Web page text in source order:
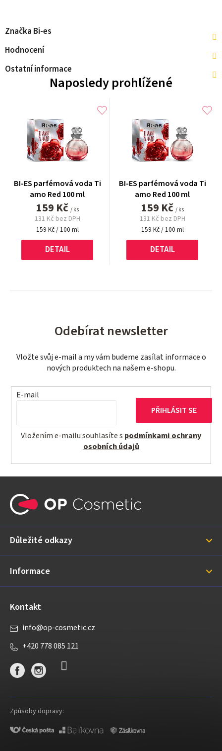
Značka Bi-es
Hodnocení
Ostatní informace
Naposledy prohlížené
BI-ES parfémová voda Ti
amo Red 100 ml
159 Kč / ks
131 Kč bez DPH
Měrná
159 Kč / 100 ml
DETAIL
BI-ES parfémová voda Ti
amo Red 100 ml
159 Kč / ks
131 Kč bez DPH
Měrná
159 Kč / 100 ml
DETAIL
Odebírat newsletter
Vložte svůj e-mail a my vám budeme zasílat informace o
nových produktech na našem e-shopu.
E-mail
Vložením e-mailu souhlasíte s podmínkami ochrany
osobních údajů
PŘIHLÁSIT SE
a
í
Důležité odkazy
Informace
Kontakt
info@op-cosmetic.cz
+420 778 085 121
Způsoby dopravy: